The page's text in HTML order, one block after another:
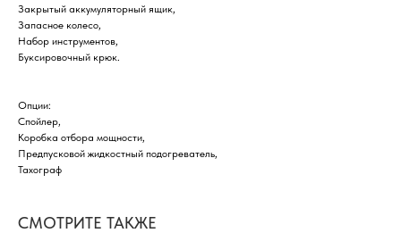
Закрытый аккумуляторный ящик,
Запасное колесо,
Набор инструментов,
Буксировочный крюк.
Опции:
Спойлер,
Коробка отбора мощности,
Предпусковой жидкостный подогреватель,
Тахограф
СМОТРИТЕ ТАКЖЕ